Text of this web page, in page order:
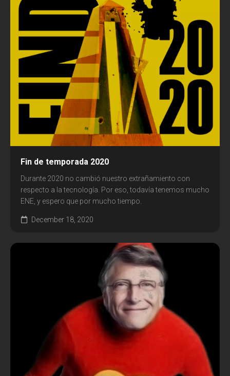
Comunicación
Cultura
Ecología
Educación
Libros
Medicina
Medios
Fin de temporada 2020
Durante 2020 no cambió nuestro extrañamiento con
respecto a la tecnología. Por eso, todavía tenemos mucho
ENE, y espero que por mucho tiempo.
December 18, 2020